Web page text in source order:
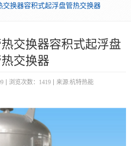
交换器容积式起浮盘管热交换器
交换器容积式起浮盘
交换器
浏览次数：1419 来源:杭特热能